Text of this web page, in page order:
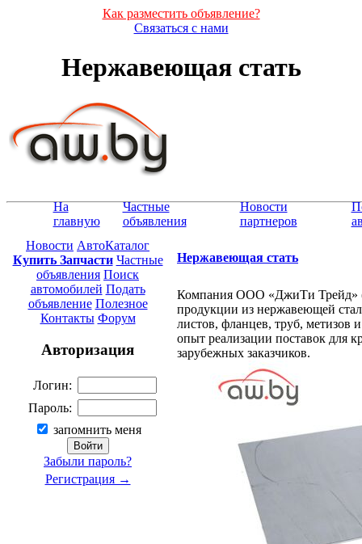
Как разместить объявление?
Связаться с нами
Нержавеющая стать
На
главную
Частные
объявления
Новости
партнеров
Новости АвтоКаталог
Купить Запчасти Частные
объявления Поиск
автомобилей Подать
объявление Полезное
Контакты Форум
Авторизация
Логин:
Пароль:
запомнить меня
Забыли пароль?
Регистрация →
Нержавеющая стать
Компания ООО «ДжиТи Трейд»
продукции из нержавеющей
листов, фланцев, труб,
опыт реализации поставок для
зарубежных заказчиков.